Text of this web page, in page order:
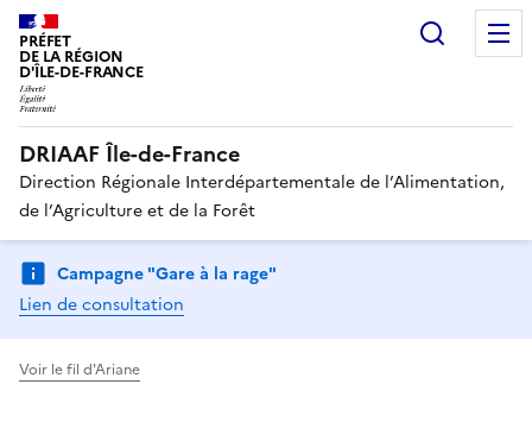
PRÉFET
DE LA RÉGION
D'ÎLE-DE-FRANCE
DRIAAF Île-de-France
Direction Régionale Interdépartementale de l’Alimentation,
de l’Agriculture et de la Forêt
Campagne "Gare à la rage"
Lien de consultation
Voir le fil d'Ariane